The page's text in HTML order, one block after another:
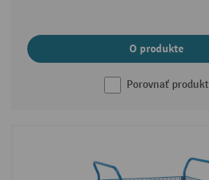
O produkte
Porovnať produkt